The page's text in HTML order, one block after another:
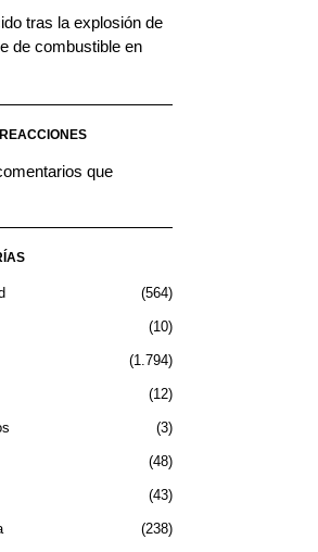
tras la explosión de
de combustible en
que
564
10
1.794
12
3
48
43
238